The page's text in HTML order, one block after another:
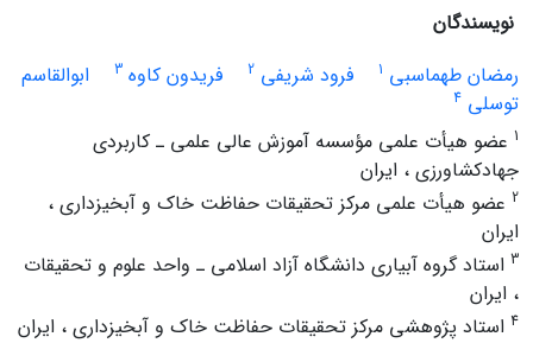
نویسندگان
رمضان طهماسبی 1 فرود شریفی 2 فریدون کاوه 3
ابوالقاسم
توسلی 4
1 عضو هیأت علمی مؤسسه آموزش عالی علمی ـ کاربردی
جهادکشاورزی ، ایران
2 عضو هیأت علمی مرکز تحقیقات حفاظت خاک و آبخیزداری ،
ایران
3 استاد گروه آبیاری دانشگاه آزاد اسلامی ـ واحد علوم و تحقیقات
، ایران
4 استاد پژوهشی مرکز تحقیقات حفاظت خاک و آبخیزداری ، ایران